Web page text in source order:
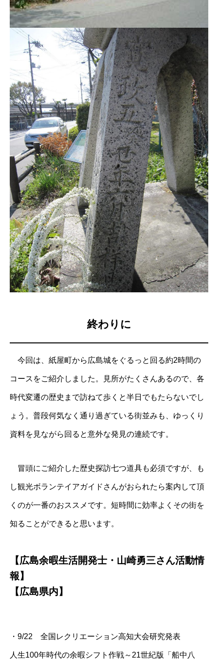
終わりに
今回は、紙屋町から広島城をぐるっと回る約2時間の
コースをご紹介しました。見所がたくさんあるので、各
時代変遷の歴史まで訪ねて歩くと半日でもたらないでし
ょう。普段何気なく通り過ぎている街並みも、ゆっくり
資料を見ながら回ると意外な発見の連続です。
冒頭にご紹介した歴史探訪七つ道具も必須ですが、も
し観光ボランテイアガイドさんがおられたら案内して頂
くのが一番のおススメです。短時間に効率よくその街を
知ることができると思います。
【広島余暇生活開発士・山崎勇三さん活動情
報】
【広島県内】
・9/22 全国レクリエーション高知大会研究発表
人生100年時代の余暇シフト作戦～21世紀版「船中八